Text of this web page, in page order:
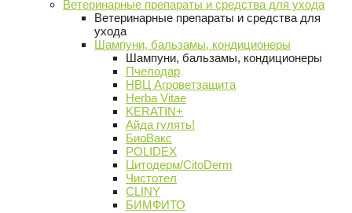
Ветеринарные препараты и средства для ухода
Ветеринарные препараты и средства для
ухода
Шампуни, бальзамы, кондиционеры
Шампуни, бальзамы, кондиционеры
Пчелодар
НВЦ Агроветзащита
Herba Vitae
KERATIN+
Айда гулять!
БиоВакс
POLIDEX
Цитодерм/CitoDerm
Чистотел
CLINY
БИМФИТО